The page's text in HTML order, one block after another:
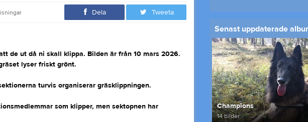
Dela Tweeta
de ut då ni skall klippa. Bilden är från 10 mars 2026.
lyser friskt grönt.
turvis organiserar gräsklippningen.
som klipper, men sektopnen har
Senast uppdaterade
Champions
14 bilder